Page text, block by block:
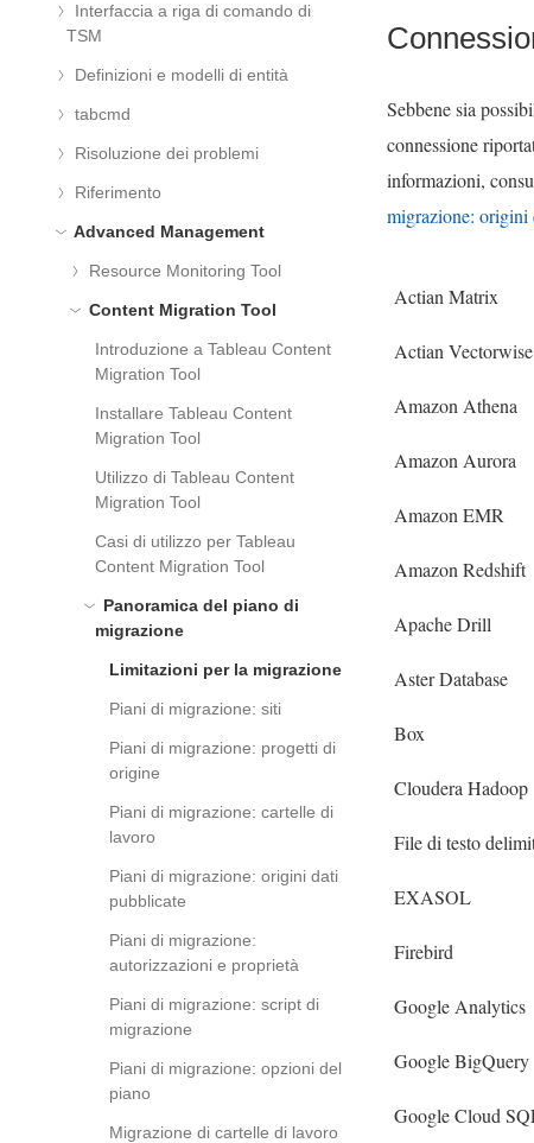
Interfaccia a riga di comando di
TSM
Definizioni e modelli di entità
tabcmd
Risoluzione dei problemi
Riferimento
Advanced Management
Resource Monitoring Tool
Content Migration Tool
Introduzione a Tableau Content
Migration Tool
Installare Tableau Content
Migration Tool
Utilizzo di Tableau Content
Migration Tool
Casi di utilizzo per Tableau
Content Migration Tool
Panoramica del piano di
migrazione
Limitazioni per la migrazione
Piani di migrazione: siti
Piani di migrazione: progetti di
origine
Piani di migrazione: cartelle di
lavoro
Piani di migrazione: origini dati
pubblicate
Piani di migrazione:
autorizzazioni e proprietà
Piani di migrazione: script di
migrazione
Piani di migrazione: opzioni del
piano
Migrazione di cartelle di lavoro
Sebbene sia
connessione
informazioni,
migrazione: origini
Actian Matrix
Actian Vectorwise
Amazon Athena
Amazon Aurora
Amazon EMR
Amazon Redshift
Apache Drill
Aster Database
Box
Cloudera Hadoop
File di testo
EXASOL
Firebird
Google Analytics
Google BigQuery
Google Cloud